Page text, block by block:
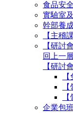
食品安
實驗室
幹部養
【主稽
【研討
回上一層
【研討
企業包